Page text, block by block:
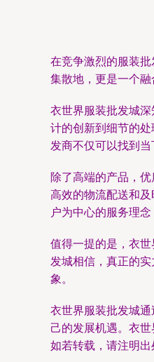
在竞争激烈的服装
集散地，更是一个融
衣世界服装批发城
计的创新到细节的
发商不仅可以找到
除了高端的产品，
高效的物流配送和
户为中心的服务理
值得一提的是，衣
发城相信，真正的
象。
衣世界服装批发城
己的发展机遇。衣
如若转载，请注明出